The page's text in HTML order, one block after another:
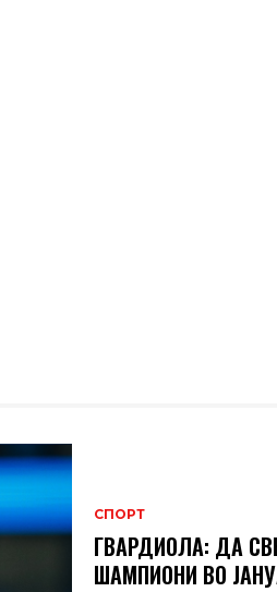
СПОРТ
ГВАРДИОЛА: ДА
ШАМПИОНИ ВО